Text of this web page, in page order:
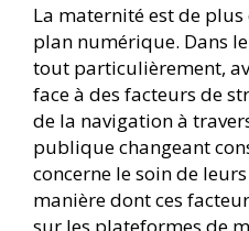
La maternité est de
plan numérique. Dans
tout particulièrement,
face à des facteurs de
de la navigation à
publique changeant
concerne le soin de
manière dont ces